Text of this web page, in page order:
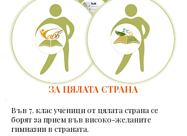
ЗА ЦЯЛАТА СТРАНА
Във 7. клас ученици от цялата страна се
борят за прием във високо-желаните
гимназии в страната.